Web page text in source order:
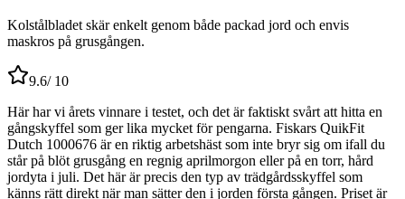
Kolstålbladet skär enkelt genom både packad jord och envis
maskros på grusgången.
9.6/ 10
Här har vi årets vinnare i testet, och det är faktiskt svårt att hitta en
gångskyffel som ger lika mycket för pengarna. Fiskars QuikFit
Dutch 1000676 är en riktig arbetshäst som inte bryr sig om ifall du
står på blöt grusgång en regnig aprilmorgon eller på en torr, hård
jordyta i juli. Det här är precis den typ av trädgårdsskyffel som
känns rätt direkt när man sätter den i jorden första gången. Priset är